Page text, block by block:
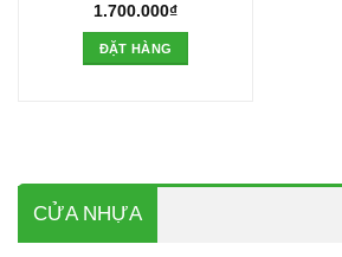
1.700.000₫
ĐẶT HÀNG
CỬA NHỰA